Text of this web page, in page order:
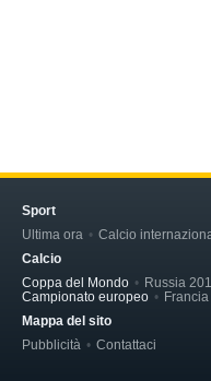
Sport
Ultima ora
Calcio
Calcio
Coppa del Mondo
Russia
Campionato europeo
Mappa del sito
Pubblicità
Contattaci